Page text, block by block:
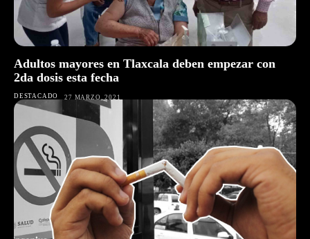
Adultos mayores en Tlaxcala deben empezar con
2da dosis esta fecha
DESTACADO 27 MARZO, 2021